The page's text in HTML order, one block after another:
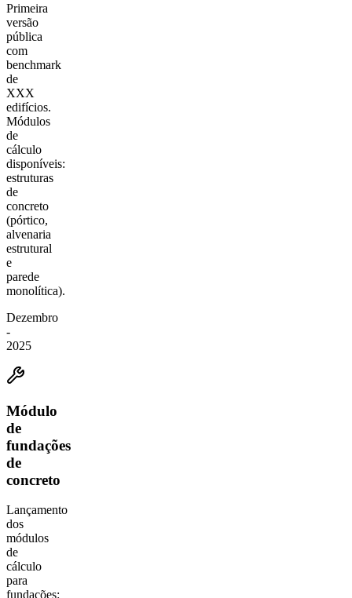
Primeira
versão
pública
com
benchmark
de
XXX
edifícios.
Módulos
de
cálculo
disponíveis:
estruturas
de
concreto
(pórtico,
alvenaria
estrutural
e
parede
monolítica).
Dezembro
-
2025
Módulo
de
fundações
de
concreto
Lançamento
dos
módulos
de
cálculo
para
fundações: